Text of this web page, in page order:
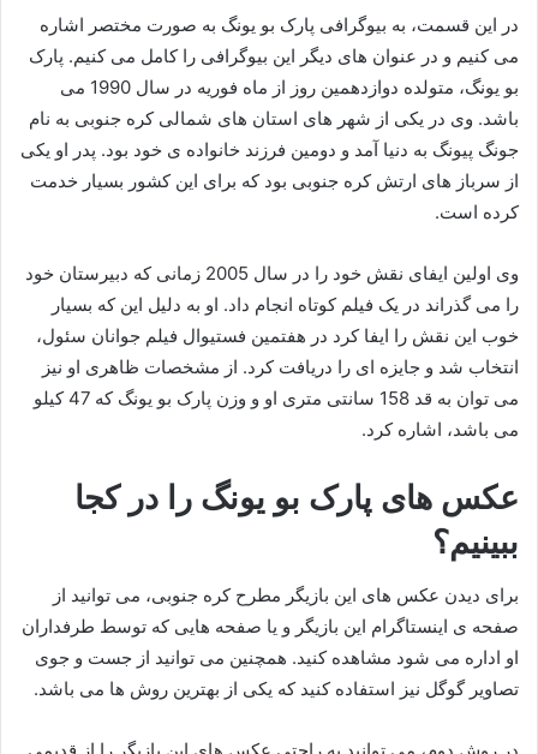
در این قسمت، به بیوگرافی پارک بو یونگ به صورت مختصر اشاره
می کنیم و در عنوان های دیگر این بیوگرافی را کامل می کنیم. پارک
بو یونگ، متولده دوازدهمین روز از ماه فوریه در سال 1990 می
باشد. وی در یکی از شهر های استان های شمالی کره جنوبی به نام
جونگ پیونگ به دنیا آمد و دومین فرزند خانواده ی خود بود. پدر او یکی
از سرباز های ارتش کره جنوبی بود که برای این کشور بسیار خدمت
کرده است.
وی اولین ایفای نقش خود را در سال 2005 زمانی که دبیرستان خود
را می گذراند در یک فیلم کوتاه انجام داد. او به دلیل این که بسیار
خوب این نقش را ایفا کرد در هفتمین فستیوال فیلم جوانان سئول،
انتخاب شد و جایزه ای را دریافت کرد. از مشخصات ظاهری او نیز
می توان به قد 158 سانتی متری او و وزن پارک بو یونگ که 47 کیلو
می باشد، اشاره کرد.
عکس های پارک بو یونگ را در کجا
ببینیم؟
برای دیدن عکس های این بازیگر مطرح کره جنوبی، می توانید از
صفحه ی اینستاگرام این بازیگر و یا صفحه هایی که توسط طرفداران
او اداره می شود مشاهده کنید. همچنین می توانید از جست و جوی
تصاویر گوگل نیز استفاده کنید که یکی از بهترین روش ها می باشد.